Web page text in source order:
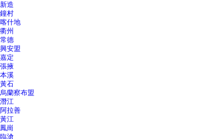
新造
鐘村
喀什地
衢州
常德
興安盟
嘉定
張掖
本溪
黃石
烏蘭察布盟
潛江
阿拉善
黃江
鳳崗
臨滄